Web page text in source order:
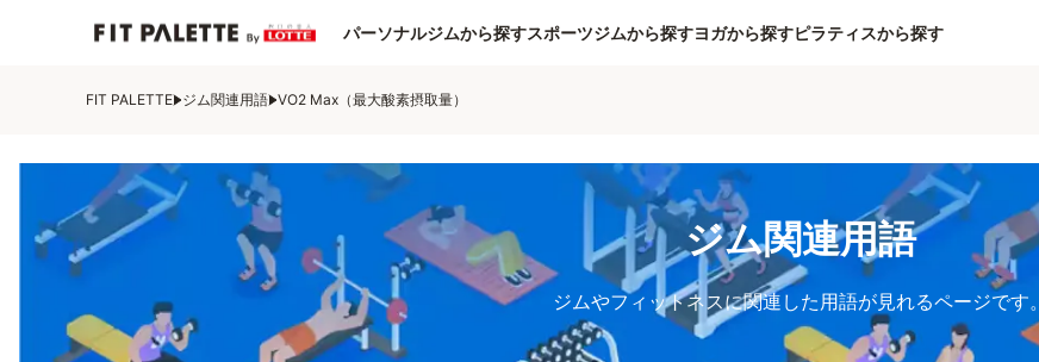
パーソナルジムから探すスポーツジムから探すヨガから探すピラティスから探す
FIT PALETTE ジム関連用語 VO2 Max（最大酸素摂取量）
ジム関連用語
ジムやフィットネスに関連した用語が見れるページです。